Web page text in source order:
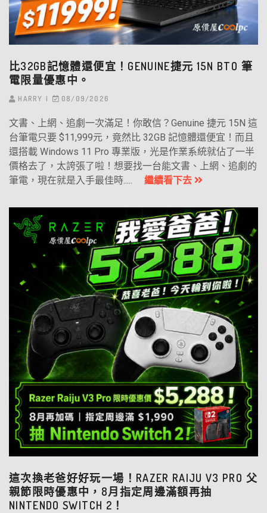
比32GB記憶體還便宜！GENUINE捷元 15N BTO 筆
電限量優惠中。
HARRY 08/09/2026
文書、上網、追劇一次滿足！你敢信？Genuine 捷元 15N 這
台筆電只要 $11,999元，竟然比 32GB 記憶體還便宜！而且
還搭載 Windows 11 Pro 專業版，光是作業系統就佔了一半
價格去了，太誇張了啦！想要找一台能文書、上網、追劇的
筆電，現在就是入手最佳時..... 繼續看下去
這次換老爸好好玩一場！RAZER RAIJU V3 PRO 父
親節限時優惠中，8月指定周邊滿額再抽
NINTENDO SWITCH 2！